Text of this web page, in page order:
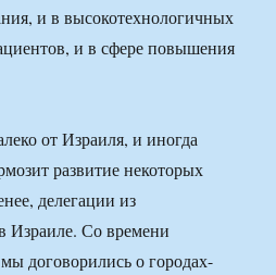
и в высокотехнологичных
и в сфере повышения
от Израиля, и иногда
развитие некоторых
делегации из
Израиле. Со времени
договорились о городах-